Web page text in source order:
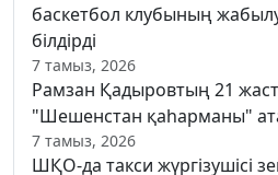
баскетбол клубының
білдірді
7 тамыз, 2026
Рамзан Қадыровтың 21
"Шешенстан қаһарманы"
7 тамыз, 2026
ШҚО-да такси жүргізушісі